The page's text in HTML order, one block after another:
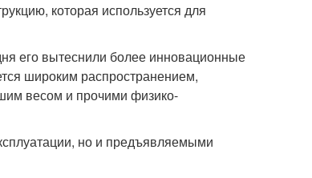
которая используется для
его вытеснили более инновационные
широким распространением,
весом и прочими физико-
но и предъявляемыми